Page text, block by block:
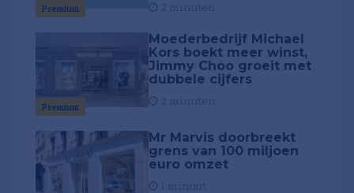
Premium
Premium
Moederbedrijf Michael
Kors boekt meer winst,
Jimmy Choo groeit met
dubbele cijfers
Mr Marvis doorbreekt
grens van 100 miljoen
euro omzet